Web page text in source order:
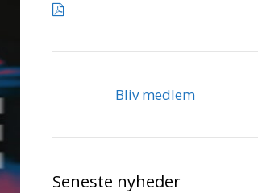
Bliv medlem
Seneste nyheder